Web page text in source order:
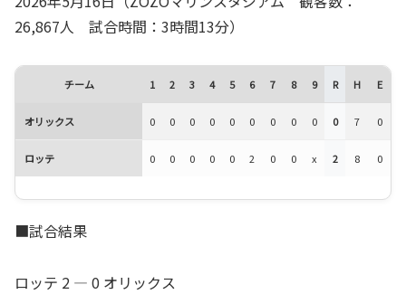
26,867人 試合時間：3時間13分）
チーム 1 2 3 4 5 6 7 8 9 R H E
オリックス 0 0 0 0 0 0 0 0 0 0 7 0
ロッテ 0 0 0 0 0 2 0 0 x 2 8 0
■試合結果
ロッテ 2 ― 0 オリックス